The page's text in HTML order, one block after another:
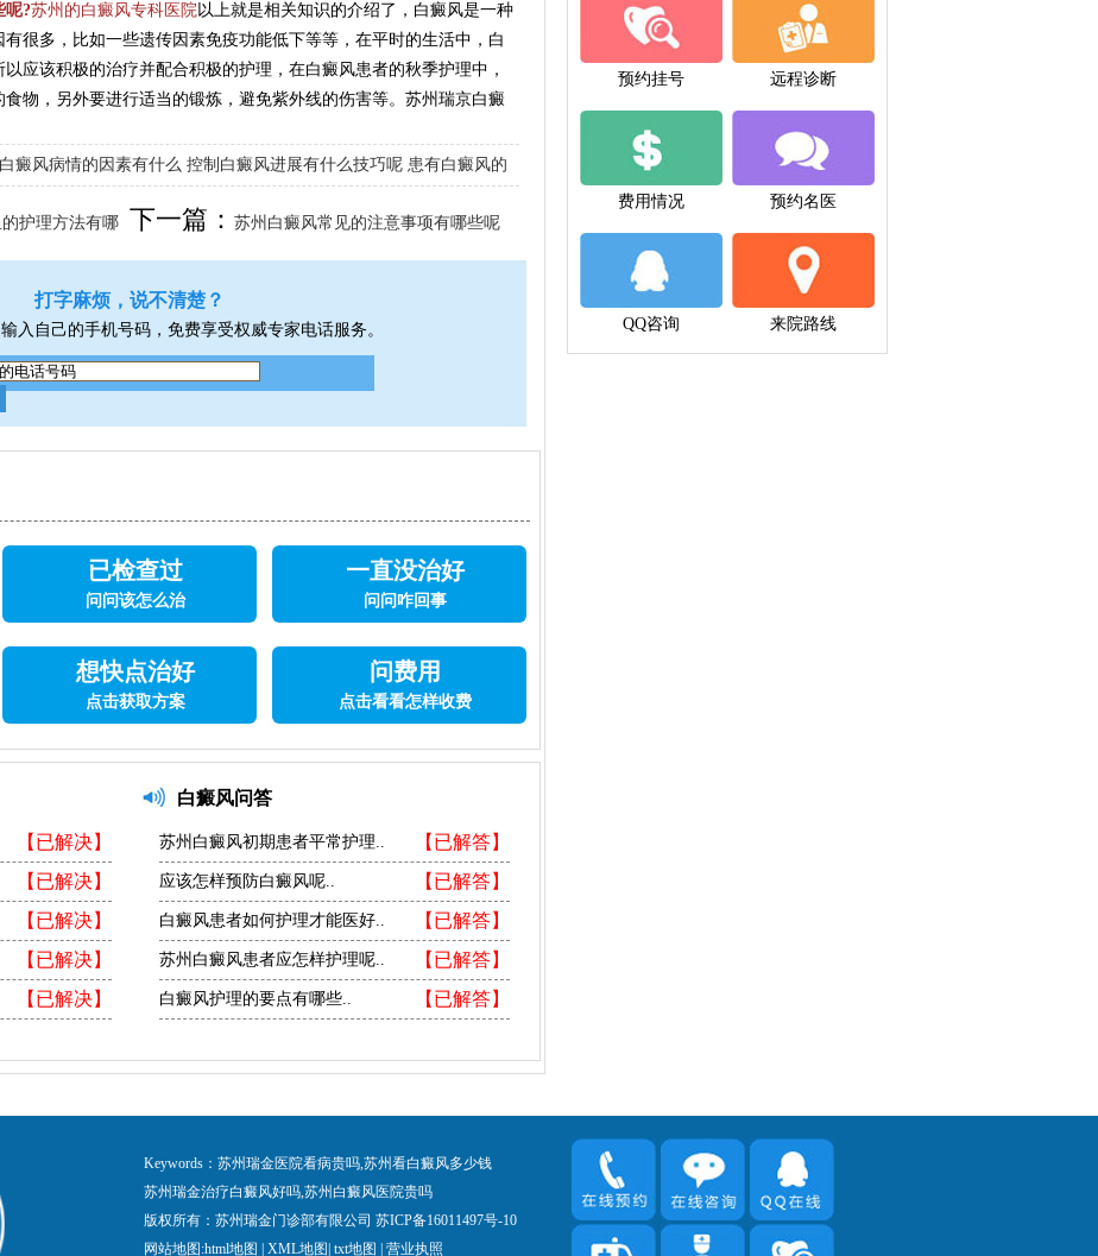
呢?苏州的白癜风专科医院以上就是相关知识的介绍了，白癜风是一种
很多，比如一些遗传因素免疫功能低下等等，在平时的生活中，白
应该积极的治疗并配合积极的护理，在白癜风患者的秋季护理中，
物，另外要进行适当的锻炼，避免紫外线的伤害等。苏州瑞京白癜
癜风病情的因素有什么 控制白癜风进展有什么技巧呢 患有白癜风的
护理方法有哪 下一篇：苏州白癜风常见的注意事项有哪些呢
打字麻烦，说不清楚？
入自己的手机号码，免费享受权威专家电话服务。
已检查过
问问该怎么治
一直没治好
问问咋回事
想快点治好
点击获取方案
问费用
点击看看怎样收费
【已解决】
【已解决】
【已解决】
【已解决】
【已解决】
白癜风问答
【已解答】
苏州白癜风初期患者平常护理..
【已解答】
应该怎样预防白癜风呢..
【已解答】
白癜风患者如何护理才能医好..
【已解答】
苏州白癜风患者应怎样护理呢..
【已解答】
白癜风护理的要点有哪些..
预约挂号 远程诊断
费用情况 预约名医
QQ咨询 来院路线
Keywords：苏州瑞金医院看病贵吗,苏州看白癜风多少钱
苏州瑞金治疗白癜风好吗,苏州白癜风医院贵吗
版权所有：苏州瑞金门诊部有限公司 苏ICP备16011497号-10
网站地图:html地图 XML地图 txt地图 营业执照